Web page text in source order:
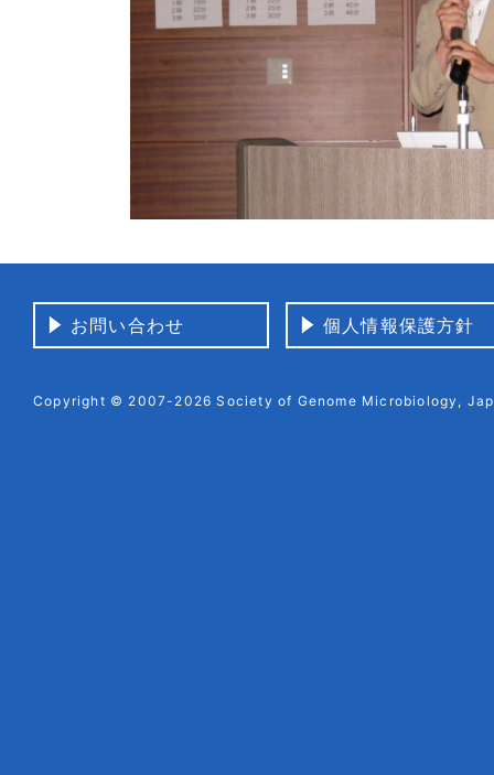
お問い合わせ 個人情報保護方針
Copyright © 2007-2026 Society of Genome Microbiology,